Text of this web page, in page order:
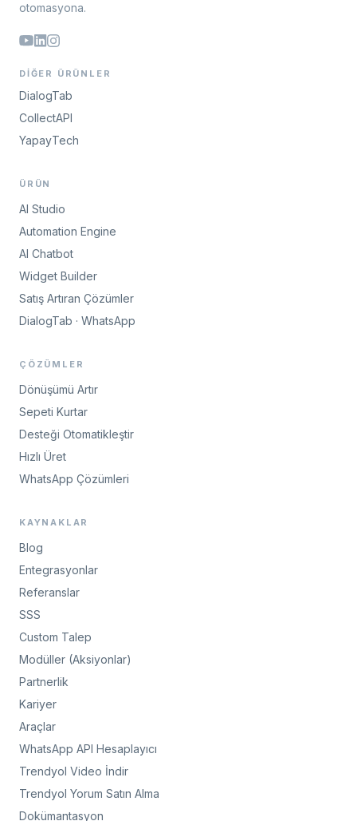
otomasyona.
DIĞER ÜRÜNLER
DialogTab
CollectAPI
YapayTech
ÜRÜN
AI Studio
Automation Engine
AI Chatbot
Widget Builder
Satış Artıran Çözümler
DialogTab · WhatsApp
ÇÖZÜMLER
Dönüşümü Artır
Sepeti Kurtar
Desteği Otomatikleştir
Hızlı Üret
WhatsApp Çözümleri
KAYNAKLAR
Blog
Entegrasyonlar
Referanslar
SSS
Custom Talep
Modüller (Aksiyonlar)
Partnerlik
Kariyer
Araçlar
WhatsApp API Hesaplayıcı
Trendyol Video İndir
Trendyol Yorum Satın Alma
Dokümantasyon